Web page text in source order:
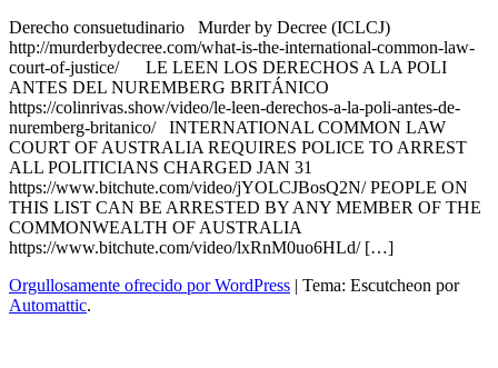
Derecho consuetudinario Murder by Decree (ICLCJ)
http://murderbydecree.com/what-is-the-international-common-law-
court-of-justice/ LE LEEN LOS DERECHOS A LA POLI
ANTES DEL NUREMBERG BRITÁNICO
https://colinrivas.show/video/le-leen-derechos-a-la-poli-antes-de-
nuremberg-britanico/ INTERNATIONAL COMMON LAW
COURT OF AUSTRALIA REQUIRES POLICE TO ARREST
ALL POLITICIANS CHARGED JAN 31
https://www.bitchute.com/video/jYOLCJBosQ2N/ PEOPLE ON
THIS LIST CAN BE ARRESTED BY ANY MEMBER OF THE
COMMONWEALTH OF AUSTRALIA
https://www.bitchute.com/video/lxRnM0uo6HLd/ […]
Orgullosamente ofrecido por WordPress | Tema: Escutcheon por
Automattic.